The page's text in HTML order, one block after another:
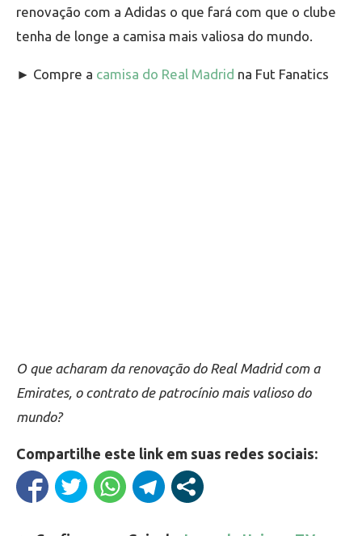
renovação com a Adidas o que fará com que o clube
tenha de longe a camisa mais valiosa do mundo.
► Compre a camisa do Real Madrid na Fut Fanatics
O que acharam da renovação do Real Madrid com a
Emirates, o contrato de patrocínio mais valioso do
mundo?
Compartilhe este link em suas redes sociais: